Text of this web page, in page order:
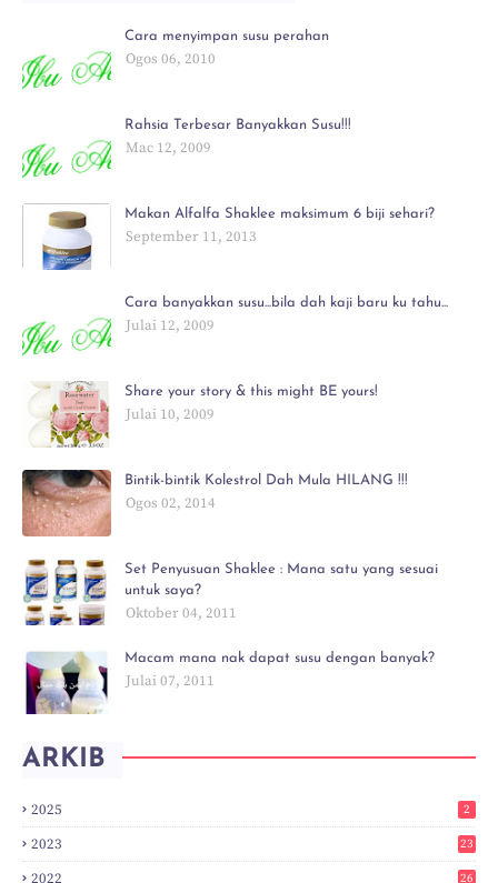
Cara menyimpan susu perahan
Ogos 06, 2010
Rahsia Terbesar Banyakkan Susu!!!
Mac 12, 2009
Makan Alfalfa Shaklee maksimum 6 biji sehari?
September 11, 2013
Cara banyakkan susu...bila dah kaji baru ku tahu...
Julai 12, 2009
Share your story & this might BE yours!
Julai 10, 2009
Bintik-bintik Kolestrol Dah Mula HILANG !!!
Ogos 02, 2014
Set Penyusuan Shaklee : Mana satu yang sesuai
untuk saya?
Oktober 04, 2011
Macam mana nak dapat susu dengan banyak?
Julai 07, 2011
ARKIB
2025 2
2023 23
2022 26